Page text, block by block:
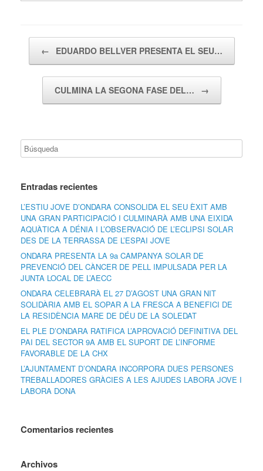
← EDUARDO BELLVER PRESENTA EL SEU…
CULMINA LA SEGONA FASE DEL… →
Entradas recientes
L’ESTIU JOVE D’ONDARA CONSOLIDA EL SEU ÈXIT AMB
UNA GRAN PARTICIPACIÓ I CULMINARÀ AMB UNA EIXIDA
AQUÀTICA A DÉNIA I L’OBSERVACIÓ DE L’ECLIPSI SOLAR
DES DE LA TERRASSA DE L’ESPAI JOVE
ONDARA PRESENTA LA 9a CAMPANYA SOLAR DE
PREVENCIÓ DEL CÀNCER DE PELL IMPULSADA PER LA
JUNTA LOCAL DE L’AECC
ONDARA CELEBRARÀ EL 27 D’AGOST UNA GRAN NIT
SOLIDÀRIA AMB EL SOPAR A LA FRESCA A BENEFICI DE
LA RESIDÈNCIA MARE DE DÉU DE LA SOLEDAT
EL PLE D’ONDARA RATIFICA L’APROVACIÓ DEFINITIVA DEL
PAI DEL SECTOR 9A AMB EL SUPORT DE L’INFORME
FAVORABLE DE LA CHX
L’AJUNTAMENT D’ONDARA INCORPORA DUES PERSONES
TREBALLADORES GRÀCIES A LES AJUDES LABORA JOVE I
LABORA DONA
Comentarios recientes
Archivos